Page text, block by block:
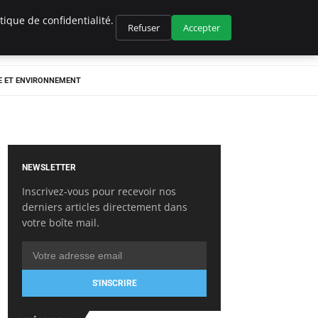
ET ENVIRONNEMENT
NEWSLETTER
Inscrivez-vous pour recevoir nos
derniers articles directement dans
votre boîte mail.
S'INSCRIRE
de confidentialité.
Refuser Accepter